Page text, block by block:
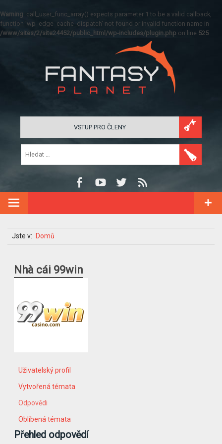
Warning: call_user_func_array() expects parameter 1 to be a valid callback,
function 'wp_edge_cache_dispatch' not found or invalid function name in
/www/sites/2/site24452/public_html/wp-includes/plugin.php on line 525
VSTUP PRO ČLENY
Jste v: Domů
Nhà cái 99win
Uživatelský profil
Vytvořená témata
Odpovědi
Oblíbená témata
Přehled odpovědí